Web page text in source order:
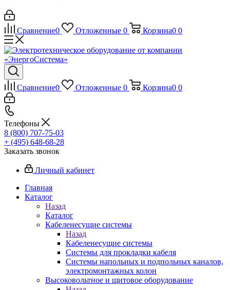
Сравнение0 Отложенные 0 Корзина0 0
Сравнение0 Отложенные 0 Корзина0 0
Телефоны
8 (800) 707-75-03
+ (495) 648-68-28
Заказать звонок
Личный кабинет
Главная
Каталог
Назад
Каталог
Кабеленесущие системы
Назад
Кабеленесущие системы
Системы для прокладки кабеля
Системы напольных и подпольных каналов,
электромонтажных колон
Высоковольтное и щитовое оборудование